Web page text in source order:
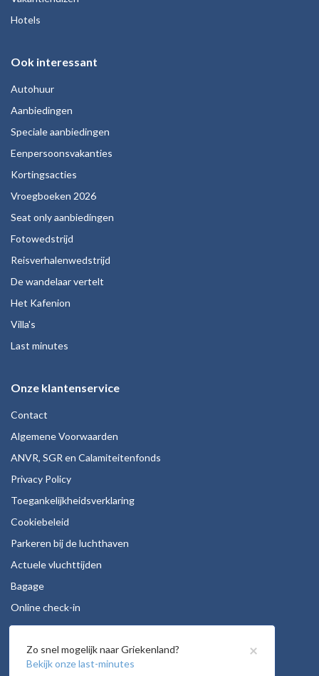
Hotels
Ook interessant
Autohuur
Aanbiedingen
Speciale aanbiedingen
Eenpersoonsvakanties
Kortingsacties
Vroegboeken 2026
Seat only aanbiedingen
Fotowedstrijd
Reisverhalenwedstrijd
De wandelaar vertelt
Het Kafenion
Villa's
Last minutes
Onze klantenservice
Contact
Algemene Voorwaarden
ANVR, SGR en Calamiteitenfonds
Privacy Policy
Toegankelijkheidsverklaring
Cookiebeleid
Parkeren bij de luchthaven
Actuele vluchttijden
Bagage
Online check-in
Stoelreservering
Autohuur
Vacatures
×
Zo snel mogelijk naar Griekenland?
Bekijk onze last-minutes